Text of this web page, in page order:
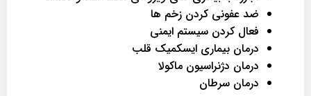
ضد عفونی کردن زخم ها
فعال کردن سیستم ایمنی
درمان بیماری ایسکمیک قلب
درمان دژنراسیون ماکولا
درمان سرطان